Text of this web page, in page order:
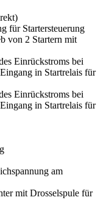
für Startersteuerung
von 2 Startern mit
Einrückstroms bei
in Startrelais für
Einrückstroms bei
in Startrelais für
am
mit Drosselspule für